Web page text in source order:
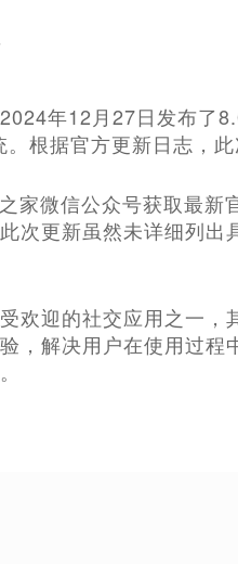
年12月27日发布了
根据官方更新日志，
家微信公众号获取最新
次更新虽然未详细列
欢迎的社交应用之一
，解决用户在使用过